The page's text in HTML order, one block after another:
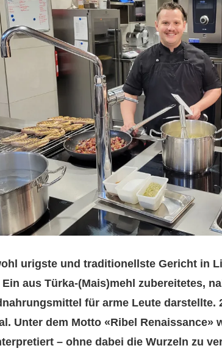
urigste und traditionellste Gericht in
Ein aus Türka-(Mais)mehl zubereitetes,
für arme Leute darstellte.
Unter dem Motto «Ribel Renaissance»
– ohne dabei die Wurzeln zu